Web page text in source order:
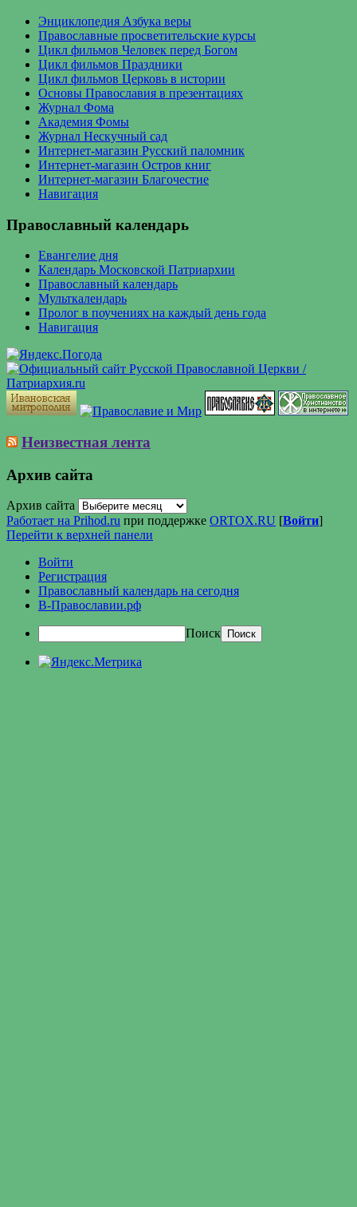
Энциклопедия Азбука веры
Православные просветительские курсы
Цикл фильмов Человек перед Богом
Цикл фильмов Праздники
Цикл фильмов Церковь в истории
Основы Православия в презентациях
Журнал Фома
Академия Фомы
Журнал Нескучный сад
Интернет-магазин Русский паломник
Интернет-магазин Остров книг
Интернет-магазин Благочестие
Навигация
Православный календарь
Евангелие дня
Календарь Московской Патриархии
Православный календарь
Мульткалендарь
Пролог в поучениях на каждый день года
Навигация
Неизвестная лента
Архив сайта
Архив сайта
Работает на Prihod.ru при поддержке ORTOX.RU [Войти]
Перейти к верхней панели
Войти
Регистрация
Православный календарь на сегодня
В-Православии.рф
Поиск